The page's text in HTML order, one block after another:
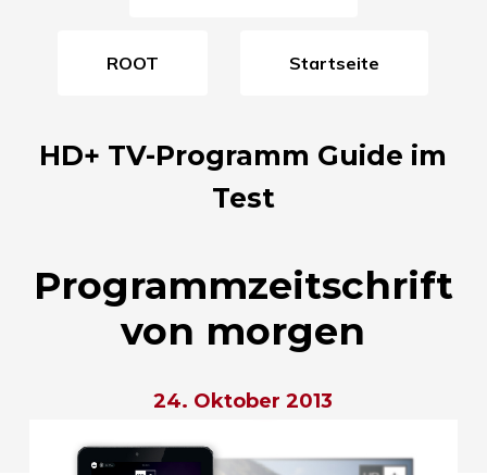
ROOT Startseite
HD+ TV-Programm Guide im
Test
Programmzeitschrift
von morgen
24. Oktober 2013